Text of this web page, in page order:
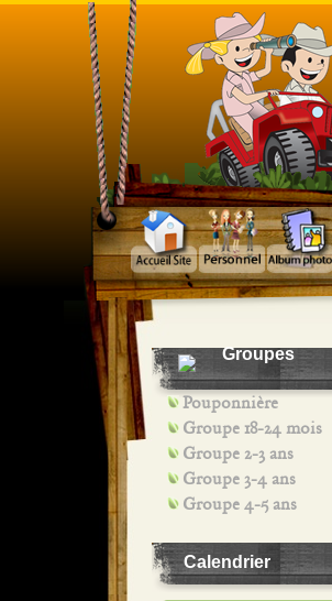
Groupes
Pouponnière
Groupe 18-24 mois
Groupe 2-3 ans
Groupe 3-4 ans
Groupe 4-5 ans
Calendrier